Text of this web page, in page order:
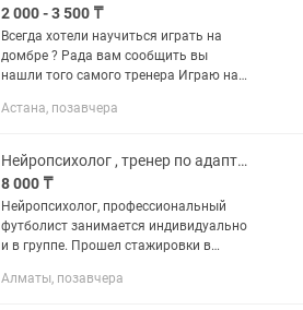
2 000 - 3 500 ₸
Всегда хотели научиться играть на
домбре ? Рада вам сообщить вы
нашли того самого тренера Играю на
могу сказать что выступала в
Астана, позавчера
Нейропсихолог , тренер по адаптивному футболу для детей и подростков
8 000 ₸
Нейропсихолог, профессиональный
футболист занимается индивидуально
и в группе. Прошел стажировки в
работаю с лишним весом.
Алматы, позавчера